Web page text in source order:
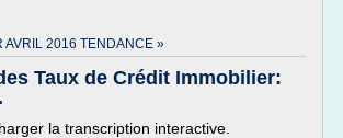
AVRIL 2016 TENDANCE »
Taux de Crédit Immobilier:
la transcription interactive.